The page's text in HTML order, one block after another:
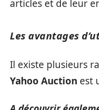
articles et de leur
Les avantages
Il existe plusieurs
Yahoo Auction est